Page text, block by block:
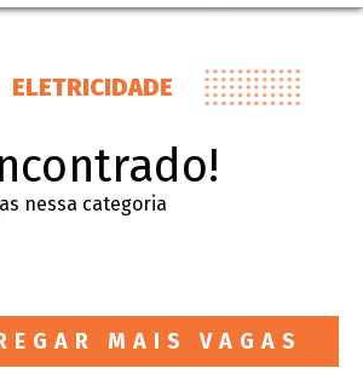
ELETRICIDADE
nessa categoria
MAIS VAGAS